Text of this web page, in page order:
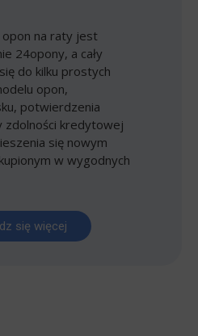
opon na raty jest
24opony, a cały
do kilku prostych
opon,
potwierdzenia
zdolności kredytowej
się nowym
w wygodnych
się więcej